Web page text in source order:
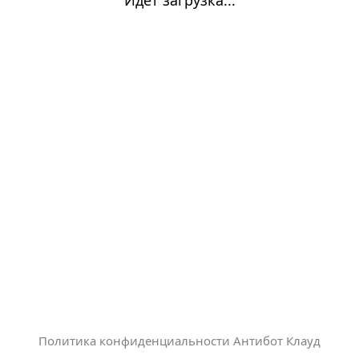
Политика конфиденциальности Антибот Клауд